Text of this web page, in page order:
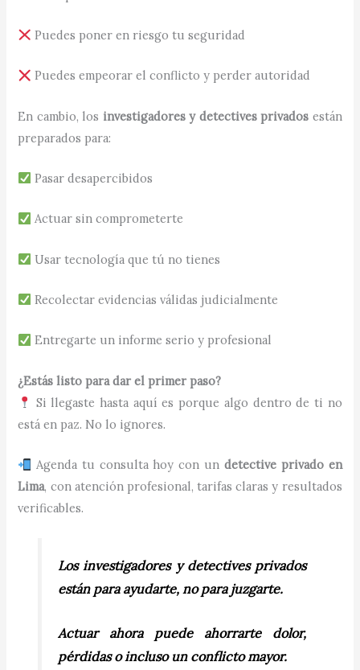
Puedes poner en riesgo tu seguridad
Puedes empeorar el conflicto y perder autoridad
En cambio, los investigadores y detectives privados están
preparados para:
Pasar desapercibidos
Actuar sin comprometerte
Usar tecnología que tú no tienes
Recolectar evidencias válidas judicialmente
Entregarte un informe serio y profesional
¿Estás listo para dar el primer paso?
Si llegaste hasta aquí es porque algo dentro de ti no
está en paz. No lo ignores.
Agenda tu consulta hoy con un detective privado en
Lima, con atención profesional, tarifas claras y resultados
verificables.
Los investigadores y detectives privados
están para ayudarte, no para juzgarte.
Actuar ahora puede ahorrarte dolor,
pérdidas o incluso un conflicto mayor.